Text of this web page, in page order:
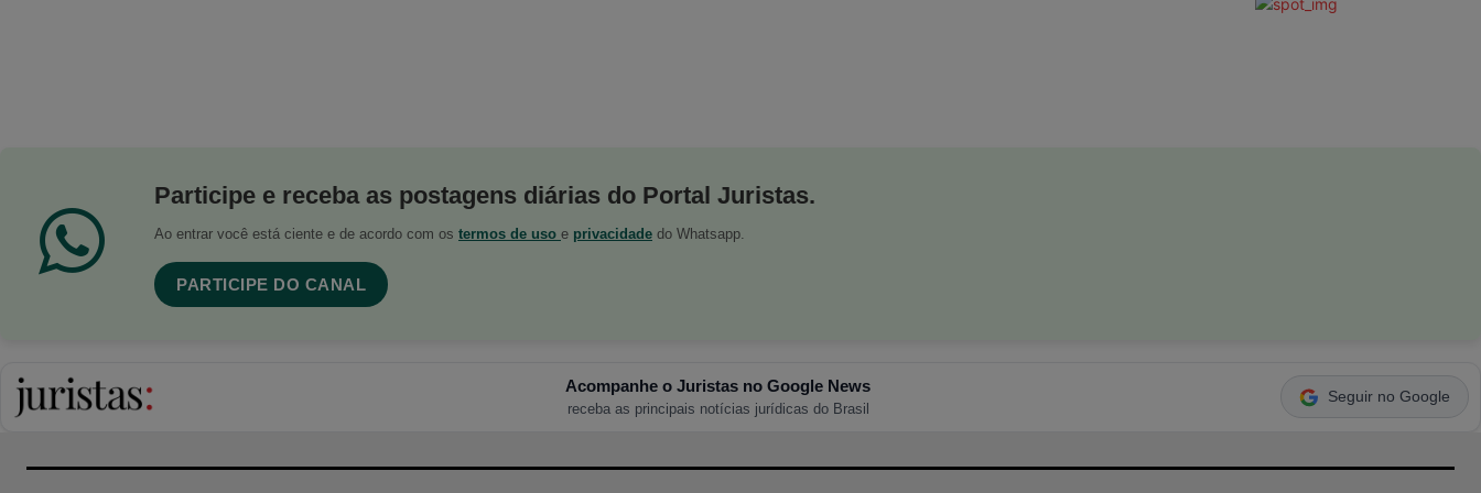
Participe e receba as postagens diárias do Portal Juristas.
Ao entrar você está ciente e de acordo com os termos de uso e privacidade do Whatsapp.
PARTICIPE DO CANAL
Acompanhe o Juristas no Google News
receba as principais notícias jurídicas do Brasil
Seguir no Google